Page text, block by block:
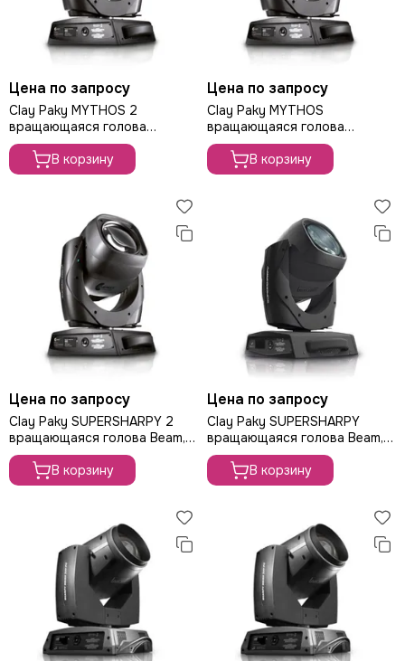
Цена по запросу
Clay Paky MYTHOS 2
вращающаяся голова
Spot/Beam, лампа 440Вт
В корзину
Цена по запросу
Clay Paky MYTHOS
вращающаяся голова
Spot/Beam, лампа 470Вт
В корзину
Цена по запросу
Clay Paky SUPERSHARPY 2
вращающаяся голова Beam,
лампа 440Вт
В корзину
Цена по запросу
Clay Paky SUPERSHARPY
вращающаяся голова Beam,
лампа 470Вт
В корзину